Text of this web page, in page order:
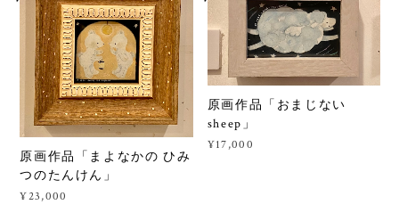
原画作品「まよなかの ひみ
つのたんけん」
¥23,000
原画作品「おまじない
sheep」
¥17,000